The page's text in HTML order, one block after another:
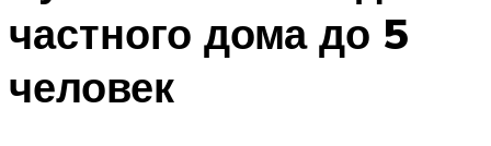
частного дома до 5
человек